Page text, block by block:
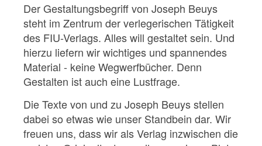
Der Gestaltungsbegriff von Joseph Beuys
steht im Zentrum der verlegerischen Tätigkeit
des FIU-Verlags. Alles will gestaltet sein. Und
hierzu liefern wir wichtiges und spannendes
Material - keine Wegwerfbücher. Denn
Gestalten ist auch eine Lustfrage.
Die Texte von und zu Joseph Beuys stellen
dabei so etwas wie unser Standbein dar. Wir
freuen uns, dass wir als Verlag inzwischen die